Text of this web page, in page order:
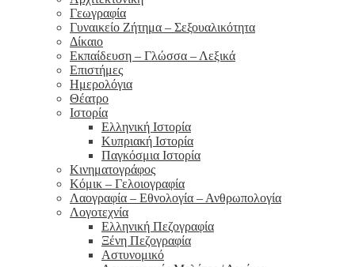
Γεωγραφία
Γυναικείο Ζήτημα – Σεξουαλικότητα
Δίκαιο
Εκπαίδευση – Γλώσσα – Λεξικά
Επιστήμες
Ημερολόγια
Θέατρο
Ιστορία
Ελληνική Ιστορία
Κυπριακή Ιστορία
Παγκόσμια Ιστορία
Κινηματογράφος
Κόμικ – Γελοιογραφία
Λαογραφία – Εθνολογία – Ανθρωπολογία
Λογοτεχνία
Ελληνική Πεζογραφία
Ξένη Πεζογραφία
Αστυνομικό